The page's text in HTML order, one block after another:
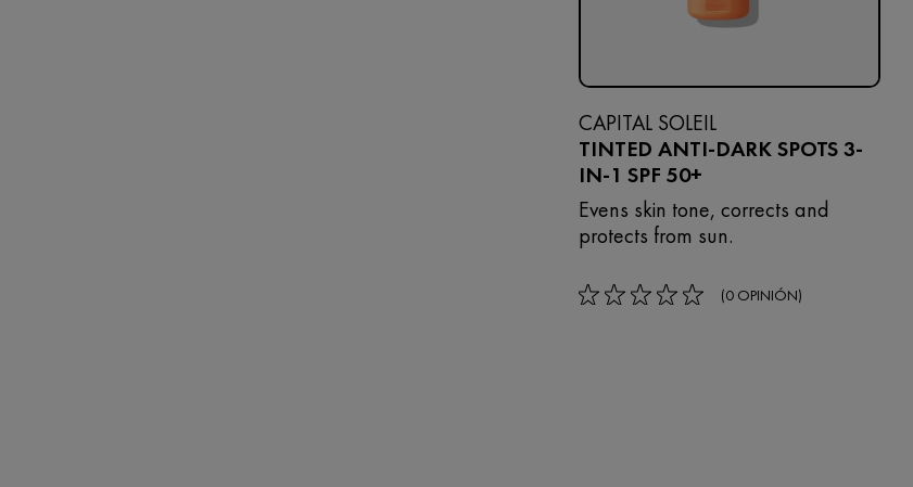
CAPITAL SOLEIL
TINTED ANTI-DARK SPOTS 3-
IN-1 SPF 50+
Evens skin tone, corrects and
protects from sun.
rating: 0 out of 5 (0 OPINIÓN)